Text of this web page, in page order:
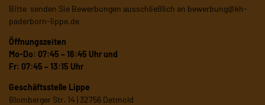
Bitte senden Sie Bewerbungen ausschließlich an bewerbung@kh-
paderborn-lippe.de
Öffnungszeiten
Mo-Do: 07:45 – 16:45 Uhr und
Fr: 07:45 – 13:15 Uhr
Geschäftsstelle Lippe
Blomberger Str. 14 | 32756 Detmold